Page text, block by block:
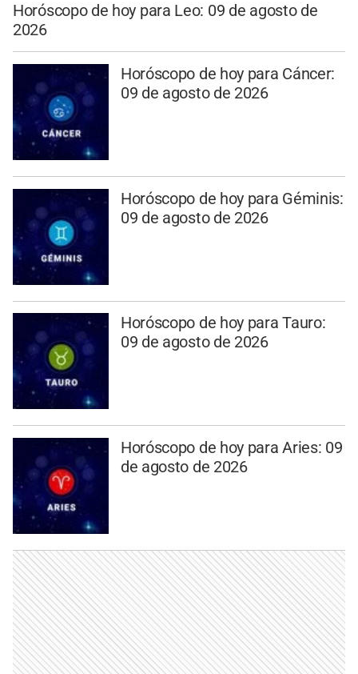
Horóscopo de hoy para Leo: 09 de agosto de
2026
Horóscopo de hoy para Cáncer:
09 de agosto de 2026
Horóscopo de hoy para Géminis:
09 de agosto de 2026
Horóscopo de hoy para Tauro:
09 de agosto de 2026
Horóscopo de hoy para Aries: 09
de agosto de 2026